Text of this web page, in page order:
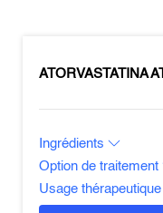
ATORVASTATINA
Ingrédients
Option de traitement
Usage